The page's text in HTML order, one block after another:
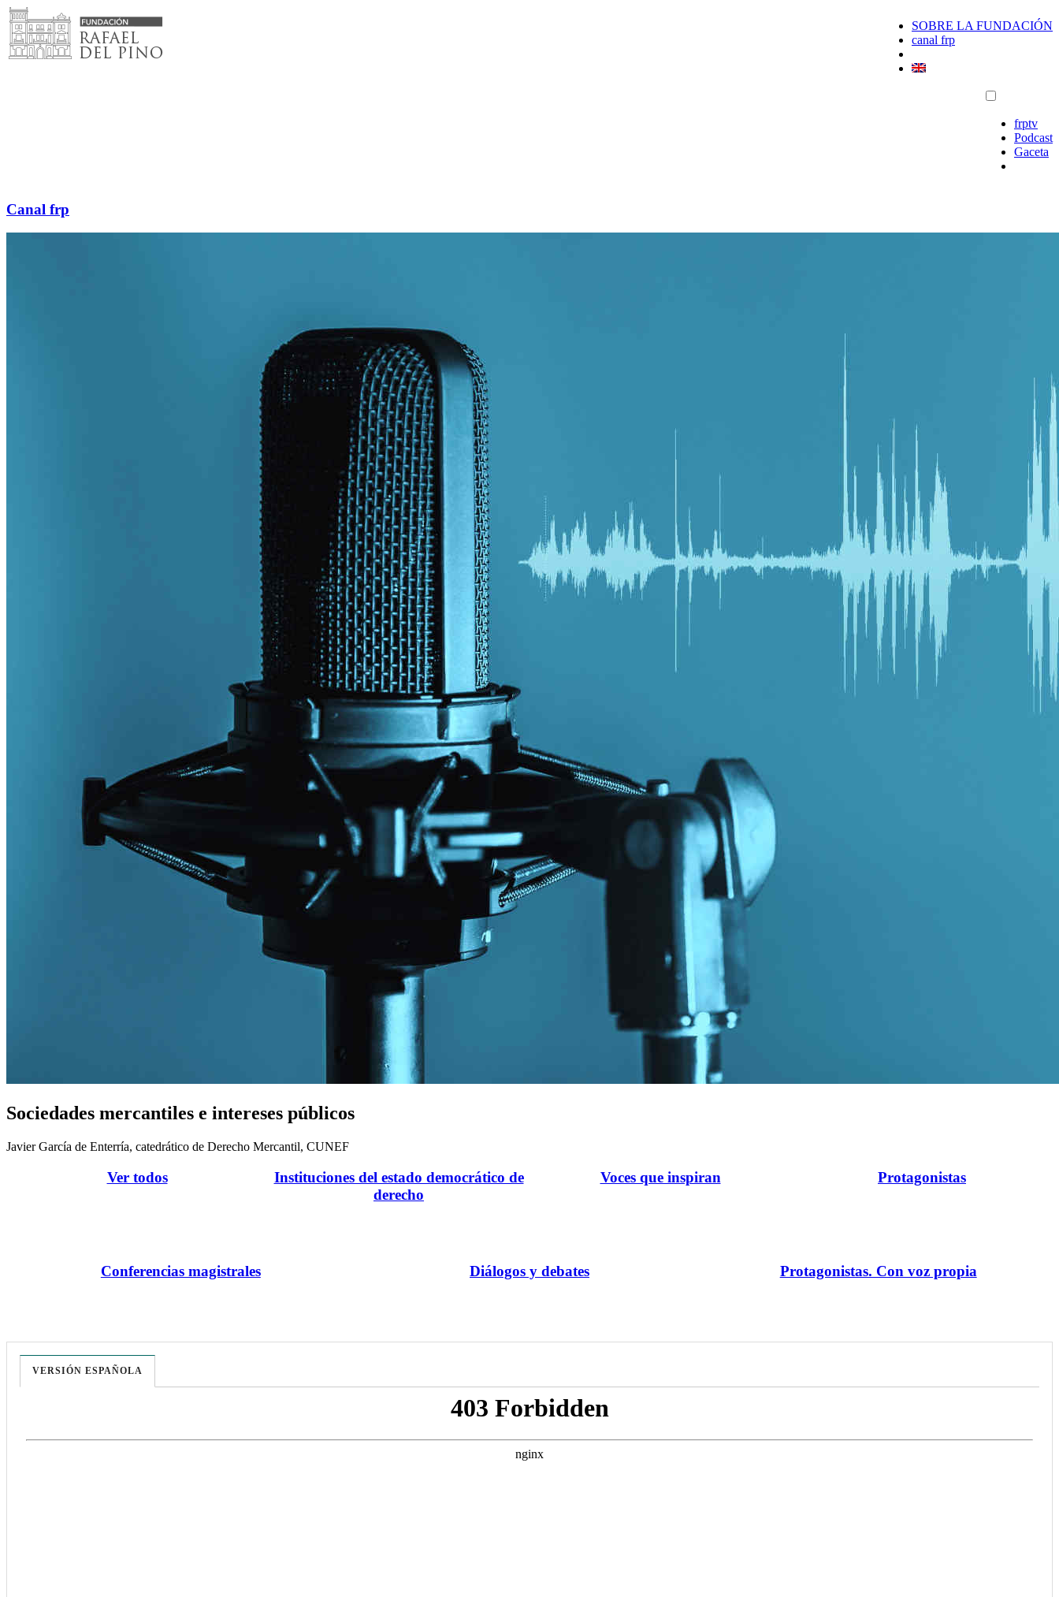
Saltar
al
contenido
SOBRE LA FUNDACIÓN
canal frp
frptv
Podcast
Gaceta
Canal frp
Sociedades mercantiles e intereses públicos
Javier García de Enterría, catedrático de Derecho Mercantil, CUNEF
Ver todos
Instituciones del estado democrático de
derecho
Voces que inspiran Protagonistas
Conferencias magistrales Diálogos y debates Protagonistas. Con voz propia
VERSIÓN ESPAÑOLA